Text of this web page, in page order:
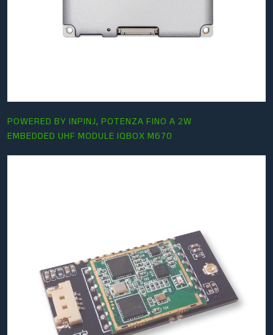
POWERED BY INPINJ, POTENZA FINO A 2W
EMBEDDED UHF MODULE IQBOX M670